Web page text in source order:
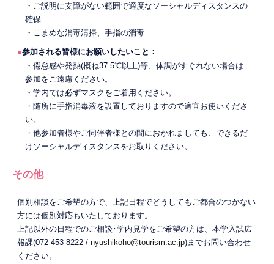
・ご説明に支障がない範囲で適度なソーシャルディスタンスの
確保
・こまめな消毒清掃、手指の消毒
●参加される皆様にお願いしたいこと：
・倦怠感や発熱(概ね37.5℃以上)等、体調がすぐれない場合は
参加をご遠慮ください。
・学内では必ずマスクをご着用ください。
・随所に手指消毒液を設置しておりますので適宜お使いくださ
い。
・他参加者様やご同伴者様との間におかれましても、できるだ
けソーシャルディスタンスをお取りください。
その他
個別相談をご希望の方で、上記日程でどうしてもご都合のつかない
方には個別対応もいたしております。
上記以外の日程でのご相談･学内見学をご希望の方は、本学入試広
報課(072-453-8222 / nyushikoho@tourism.ac.jp)までお問い合わせ
ください。